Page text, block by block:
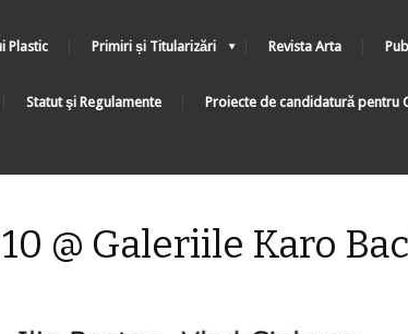
Plastic Primiri și Titularizări Revista Arta
Statut şi Regulamente Proiecte de candidatură pentru
@ Galeriile Karo